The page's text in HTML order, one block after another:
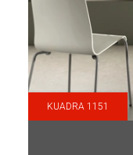
KUADRA 1151